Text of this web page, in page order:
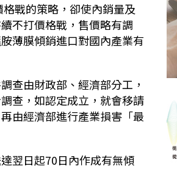
戰的策略，卻使內銷量及
不打價格戰，售價略有調
薄膜傾銷進口對國內產業有
查由財政部、經濟部分工，
查，如認定成立，就會移請
由經濟部進行產業損害「最
翌日起70日內作成有無傾